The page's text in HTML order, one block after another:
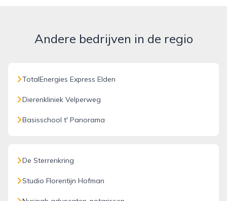
Andere bedrijven in de regio
TotalEnergies Express Elden
Dierenkliniek Velperweg
Basisschool t' Panorama
De Sterrenkring
Studio Florentijn Hofman